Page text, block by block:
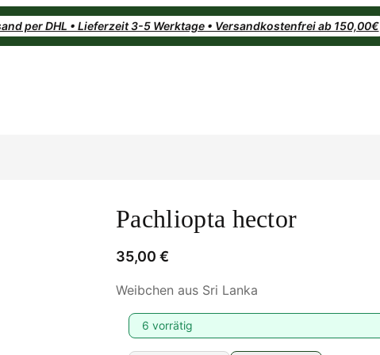
per DHL • Lieferzeit 3-5 Werktage • Versandkostenfrei ab 150,00€
Pachliopta hector
35,00 €
Weibchen aus Sri Lanka
6 vorrätig